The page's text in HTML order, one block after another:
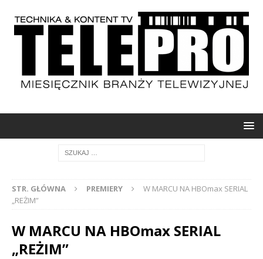
STR. GŁÓWNA PREMIERY
W MARCU NA HBOmax SERIAL
„REŻIM”
W MARCU NA HBOmax SERIAL
„REŻIM”